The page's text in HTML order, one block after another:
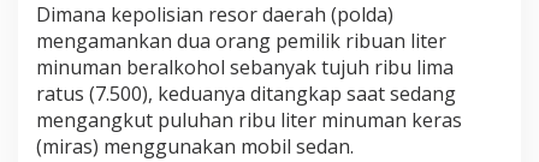
Dimana kepolisian resor daerah (polda)
mengamankan dua orang pemilik ribuan liter
minuman beralkohol sebanyak tujuh ribu lima
ratus (7.500), keduanya ditangkap saat sedang
mengangkut puluhan ribu liter minuman keras
(miras) menggunakan mobil sedan.